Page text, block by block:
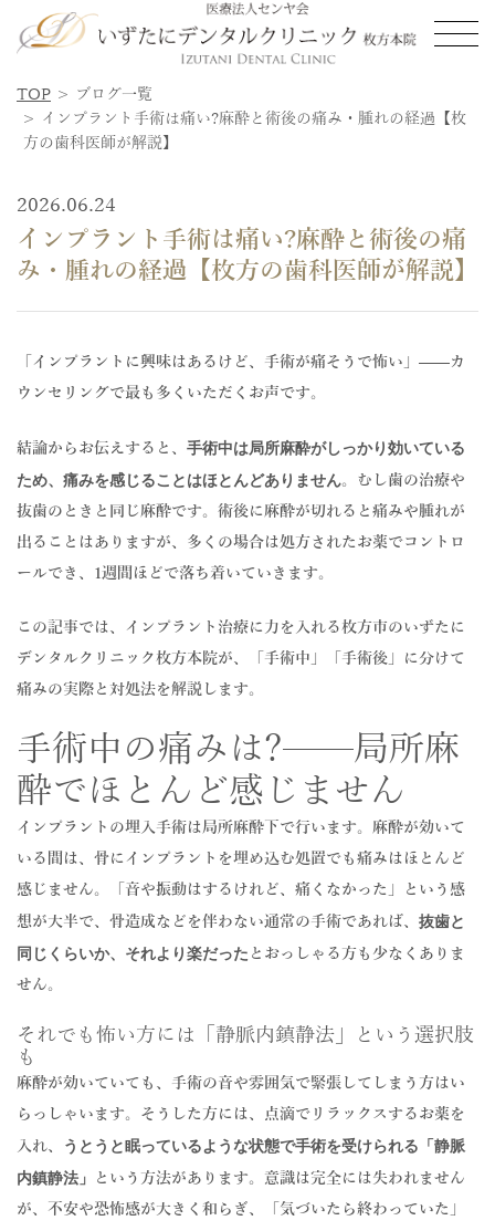
ホーム
インプラント治療 DENTAL IMPLANT
よくある質問 FAQ
ブログ BLOG
アクセス ACCESS
お問合せ CONTACT
TOP
ブログ一覧
インプラント手術は痛い?麻酔と術後の痛み・腫れの経過【枚
方の歯科医師が解説】
2026.06.24
インプラント手術は痛い?麻酔と術後の痛
み・腫れの経過【枚方の歯科医師が解説】
「インプラントに興味はあるけど、手術が痛そうで怖い」——カ
ウンセリングで最も多くいただくお声です。
結論からお伝えすると、 手術中は局所麻酔がしっかり効いている
ため、痛みを感じることはほとんどありません。むし歯の治療や
抜歯のときと同じ麻酔です。術後に麻酔が切れると痛みや腫れが
出ることはありますが、多くの場合は処方されたお薬でコントロ
ールでき、1週間ほどで落ち着いていきます。
この記事では、インプラント治療に力を入れる枚方市のいずたに
デンタルクリニック枚方本院が、「手術中」「手術後」に分けて
痛みの実際と対処法を解説します。
手術中の痛みは?——局所麻
酔でほとんど感じません
インプラントの埋入手術は局所麻酔下で行います。麻酔が効いて
いる間は、骨にインプラントを埋め込む処置でも痛みはほとんど
感じません。「音や振動はするけれど、痛くなかった」という感
想が大半で、骨造成などを伴わない通常の手術であれば、 抜歯と
同じくらいか、それより楽だった とおっしゃる方も少なくありま
せん。
それでも怖い方には「静脈内鎮静法」という選択肢
も
麻酔が効いていても、手術の音や雰囲気で緊張してしまう方はい
らっしゃいます。そうした方には、点滴でリラックスするお薬を
入れ、
うとうと眠っているような状態で手術を受けられる「静脈
内鎮静法」
という方法があります。意識は完全には失われません
が、不安や恐怖感が大きく和らぎ、「気づいたら終わっていた」